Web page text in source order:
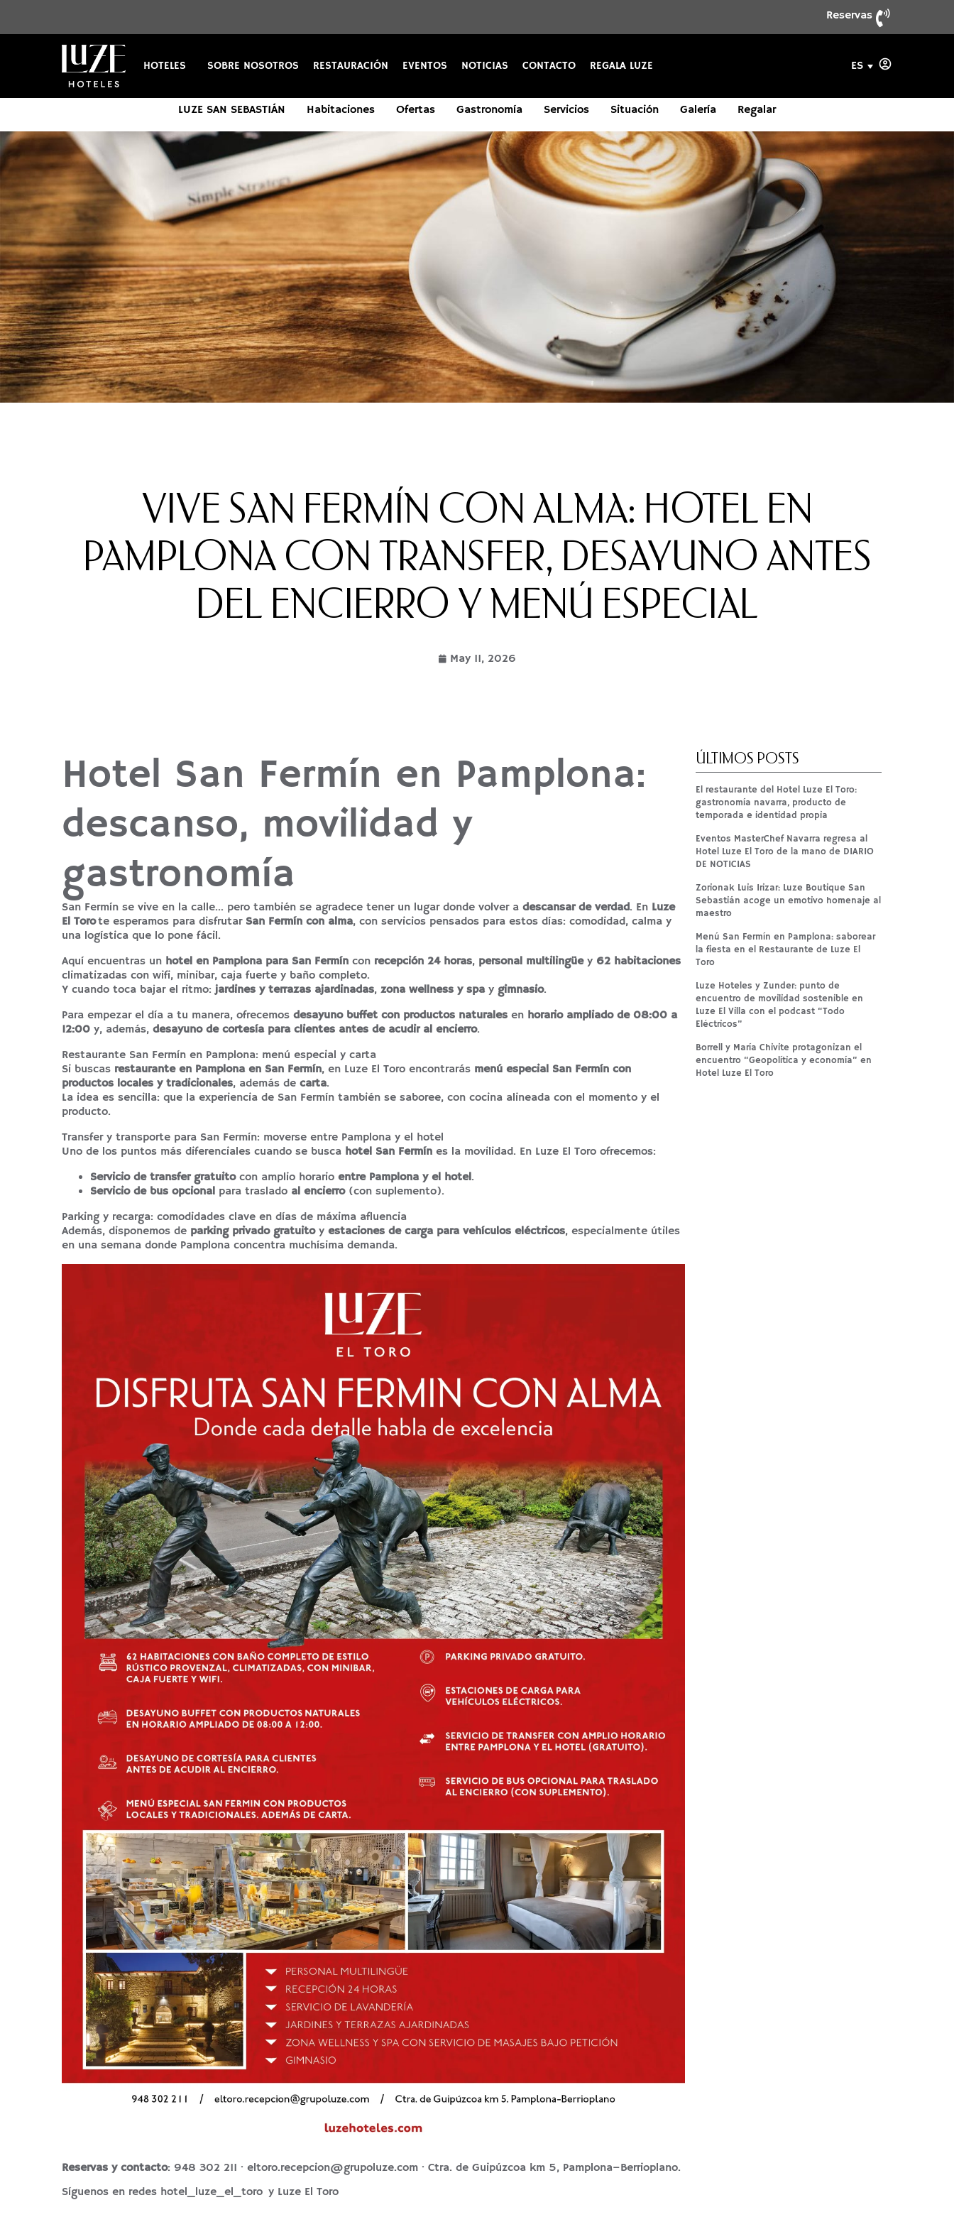
Reservas
HOTELES SOBRE NOSOTROS RESTAURACIÓN EVENTOS NOTICIAS CONTACTO REGALA LUZE ES
LUZE EL TORO Habitaciones Restauración Eventos Servicios Ofertas Situación Galería Regalar
LUZE EL VILLA Habitaciones Restauración Eventos Servicios Ofertas Situación Galería Regalar
LUZE SAN SEBASTIÁN Habitaciones Ofertas Gastronomía Servicios Situación Galería Regalar
VIVE SAN FERMÍN CON ALMA: HOTEL EN
PAMPLONA CON TRANSFER, DESAYUNO ANTES
DEL ENCIERRO Y MENÚ ESPECIAL
May 11, 2026
Hotel San Fermín en Pamplona:
descanso, movilidad y
gastronomía
San Fermín se vive en la calle… pero también se agradece tener un lugar donde volver a descansar de verdad. En Luze
El Torote esperamos para disfrutar San Fermín con alma, con servicios pensados para estos días: comodidad, calma y
una logística que lo pone fácil.
Aquí encuentras un hotel en Pamplona para San Fermín con recepción 24 horas, personal multilingüey 62 habitaciones
climatizadas con wifi, minibar, caja fuerte y baño completo.
Y cuando toca bajar el ritmo:jardines y terrazas ajardinadas, zona wellness y spay gimnasio.
Para empezar el día a tu manera, ofrecemos desayuno buffet con productos naturales en horario ampliado de 08:00 a
12:00 y, además, desayuno de cortesía para clientes antes de acudir al encierro.
Restaurante San Fermín en Pamplona: menú especial y carta
Si buscas restaurante en Pamplona en San Fermín, en Luze El Toro encontrarás menú especial San Fermín con
productos locales y tradicionales, además de carta.
La idea es sencilla: que la experiencia de San Fermín también se saboree, con cocina alineada con el momento y el
producto.
Transfer y transporte para San Fermín: moverse entre Pamplona y el hotel
Uno de los puntos más diferenciales cuando se busca hotel San Fermín es la movilidad. En Luze El Toro ofrecemos:
Servicio de transfer gratuitocon amplio horario entre Pamplona y el hotel.
Servicio de bus opcional para traslado al encierro(con suplemento).
Parking y recarga: comodidades clave en días de máxima afluencia
Además, disponemos de parking privado gratuitoy estaciones de carga para vehículos eléctricos, especialmente útiles
en una semana donde Pamplona concentra muchísima demanda.
Reservas y contacto: 948 302 211 · eltoro.recepcion@grupoluze.com · Ctra. de Guipúzcoa km 5, Pamplona–Berrioplano.
Síguenos en redes hotel_luze_el_toro y Luze El Toro
ÚLTIMOS POSTS
El restaurante del Hotel Luze El Toro:
gastronomía navarra, producto de
temporada e identidad propia
Eventos MasterChef Navarra regresa al
Hotel Luze El Toro de la mano de DIARIO
DE NOTICIAS
Zorionak Luis Irizar: Luze Boutique San
Sebastián acoge un emotivo homenaje al
maestro
Menú San Fermín en Pamplona: saborear
la fiesta en el Restaurante de Luze El
Toro
Luze Hoteles y Zunder: punto de
encuentro de movilidad sostenible en
Luze El Villa con el podcast “Todo
Eléctricos”
Borrell y María Chivite protagonizan el
encuentro “Geopolítica y economía” en
Hotel Luze El Toro